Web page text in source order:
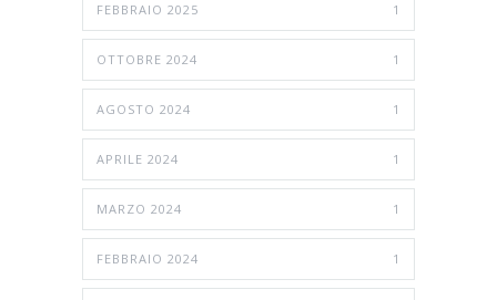
FEBBRAIO 2025 1
OTTOBRE 2024 1
AGOSTO 2024 1
APRILE 2024 1
MARZO 2024 1
FEBBRAIO 2024 1